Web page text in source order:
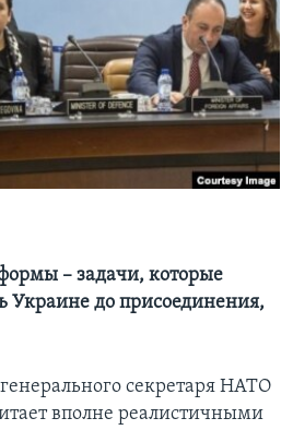
– задачи, которые
Украине до присоединения,
секретаря НАТО
вполне реалистичными